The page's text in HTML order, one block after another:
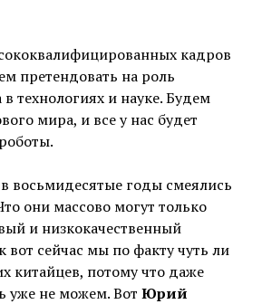
кадров
претендовать на роль
технологиях и науке. Будем
мира, и все у нас будет
восьмидесятые годы смеялись
они массово могут только
и низкокачественный
вот сейчас мы по факту чуть ли
китайцев, потому что даже
уже не можем. Вот Юрий